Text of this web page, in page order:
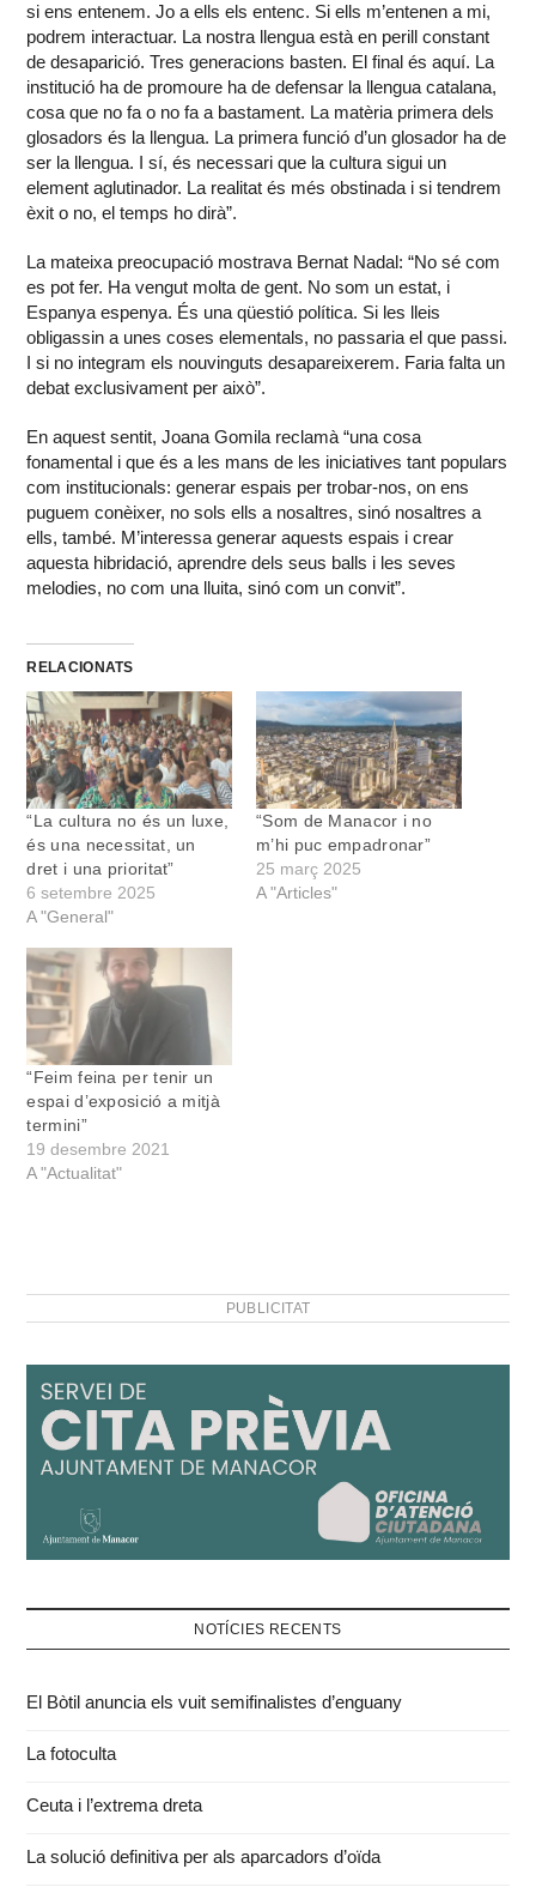
si ens entenem. Jo a ells els entenc. Si ells m’entenen a mi,
podrem interactuar. La nostra llengua està en perill constant
de desaparició. Tres generacions basten. El final és aquí. La
institució ha de promoure ha de defensar la llengua catalana,
cosa que no fa o no fa a bastament. La matèria primera dels
glosadors és la llengua. La primera funció d’un glosador ha de
ser la llengua. I sí, és necessari que la cultura sigui un
element aglutinador. La realitat és més obstinada i si tendrem
èxit o no, el temps ho dirà”.
La mateixa preocupació mostrava Bernat Nadal: “No sé com
es pot fer. Ha vengut molta de gent. No som un estat, i
Espanya espenya. És una qüestió política. Si les lleis
obligassin a unes coses elementals, no passaria el que passi.
I si no integram els nouvinguts desapareixerem. Faria falta un
debat exclusivament per això”.
En aquest sentit, Joana Gomila reclamà “una cosa
fonamental i que és a les mans de les iniciatives tant populars
com institucionals: generar espais per trobar-nos, on ens
puguem conèixer, no sols ells a nosaltres, sinó nosaltres a
ells, també. M’interessa generar aquests espais i crear
aquesta hibridació, aprendre dels seus balls i les seves
melodies, no com una lluita, sinó com un convit”.
RELACIONATS
“La cultura no és un luxe,
és una necessitat, un
dret i una prioritat”
6 setembre 2025
A "General"
“Som de Manacor i no
m’hi puc empadronar”
25 març 2025
A "Articles"
“Feim feina per tenir un
espai d’exposició a mitjà
termini”
19 desembre 2021
A "Actualitat"
PUBLICITAT
NOTÍCIES RECENTS
El Bòtil anuncia els vuit semifinalistes d’enguany
La fotoculta
Ceuta i l’extrema dreta
La solució definitiva per als aparcadors d’oïda